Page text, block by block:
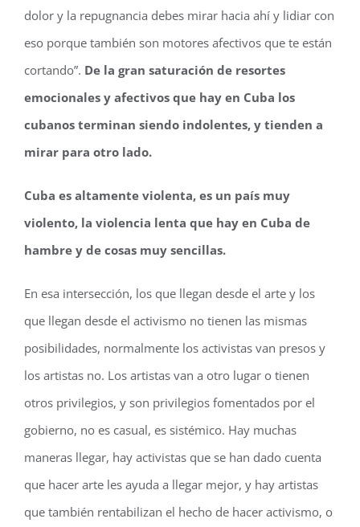
dolor y la repugnancia debes mirar hacia ahí y lidiar con
eso porque también son motores afectivos que te están
cortando”. De la gran saturación de resortes
emocionales y afectivos que hay en Cuba los
cubanos terminan siendo indolentes, y tienden a
mirar para otro lado.
Cuba es altamente violenta, es un país muy
violento, la violencia lenta que hay en Cuba de
hambre y de cosas muy sencillas.
En esa intersección, los que llegan desde el arte y los
que llegan desde el activismo no tienen las mismas
posibilidades, normalmente los activistas van presos y
los artistas no. Los artistas van a otro lugar o tienen
otros privilegios, y son privilegios fomentados por el
gobierno, no es casual, es sistémico. Hay muchas
maneras llegar, hay activistas que se han dado cuenta
que hacer arte les ayuda a llegar mejor, y hay artistas
que también rentabilizan el hecho de hacer activismo, o